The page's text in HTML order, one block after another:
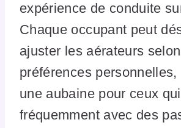
expérience de conduite
Chaque occupant peut
ajuster les aérateurs
préférences
une aubaine pour ceux
fréquemment avec des